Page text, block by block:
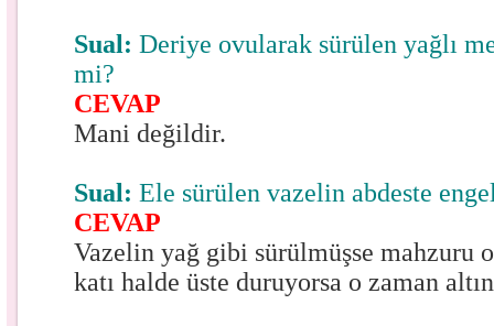
Sual:Deriye ovularak sürülen yağlı
mi?
CEVAP
Mani değildir.
Sual:Ele sürülen vazelin abdeste
CEVAP
Vazelin yağ gibi sürülmüşse mahzuru
katı halde üste duruyorsa o zaman